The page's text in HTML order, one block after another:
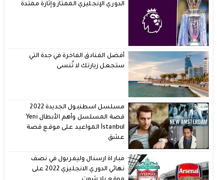
الدوري الإنجليزي الممتاز وإثارة ممتدة
أفضل الفنادق الفاخرة في جدة التي
ستجعل زيارتك لا تُنسى
مسلسل اسطنبول الجديدة 2022
قصة المسلسل وأهم الأبطال Yeni
İstanbul المواعيد على موقع قصة
عشق
مباراة ارسنال وليفربول في نصف
نهائي الدوري الانجليزي 2022 على